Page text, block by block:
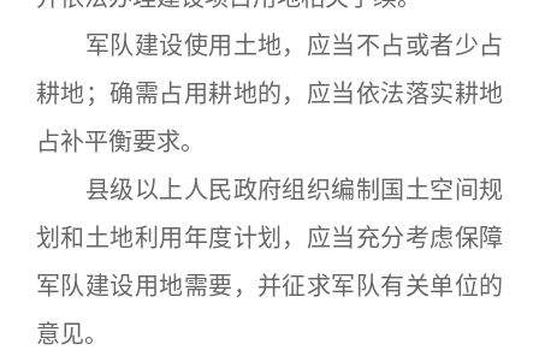
军队建设使用土地，应当不占或者少占
耕地；确需占用耕地的，应当依法落实耕地
占补平衡要求。
县级以上人民政府组织编制国土空间规
划和土地利用年度计划，应当充分考虑保障
军队建设用地需要，并征求军队有关单位的
意见。